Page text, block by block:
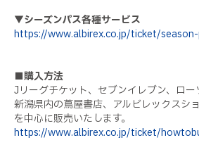
▼シーズンパス各種サービス
https://www.albirex.co.jp/ticket/
■購入方法
Jリーグチケット、セブンイレブン、ロー
新潟県内の蔦屋書店、アルビレックスシ
を中心に販売いたします。
https://www.albirex.co.jp/ticket/